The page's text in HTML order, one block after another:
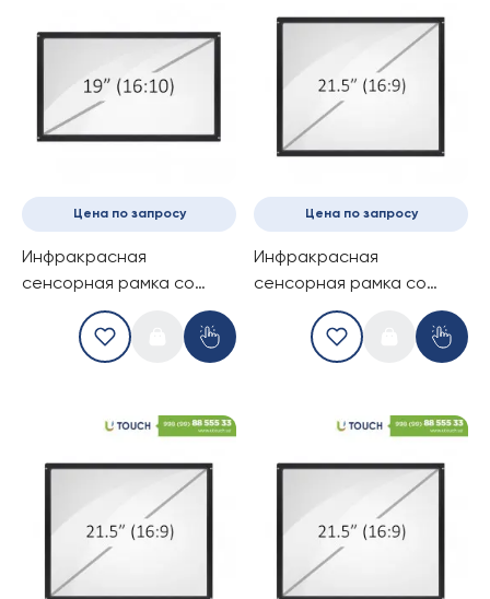
Цена по запросу
Инфракрасная
сенсорная рамка со
стеклом, 19-дюймов (10
касанй) (16-10)
Цена по запросу
Инфракрасная
сенсорная рамка со
стеклом, 21.5-дюймов (4
касаний) (16-9)